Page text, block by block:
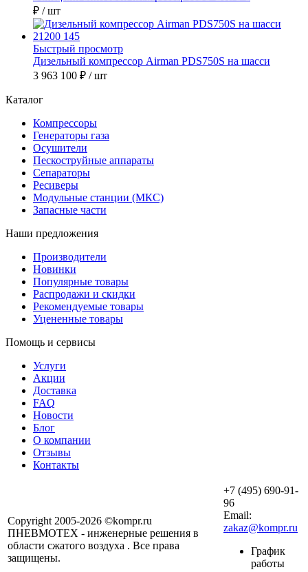
₽ / шт
Быстрый просмотр
Дизельный компрессор Airman PDS750S на шасси
3 963 100 ₽ / шт
Каталог
Компрессоры
Генераторы газа
Осушители
Пескоструйные аппараты
Сепараторы
Ресиверы
Модульные станции (МКС)
Запасные части
Наши предложения
Производители
Новинки
Популярные товары
Распродажи и скидки
Рекомендуемые товары
Уцененные товары
Помощь и сервисы
Услуги
Акции
Доставка
FAQ
Новости
Блог
О компании
Отзывы
Контакты
Copyright 2005-2026 ©kompr.ru
ПНЕВМОТЕХ - инженерные решения в
области сжатого воздуха . Все права
защищены.
+7 (495) 690-91-
96
Email:
zakaz@kompr.ru
График
работы